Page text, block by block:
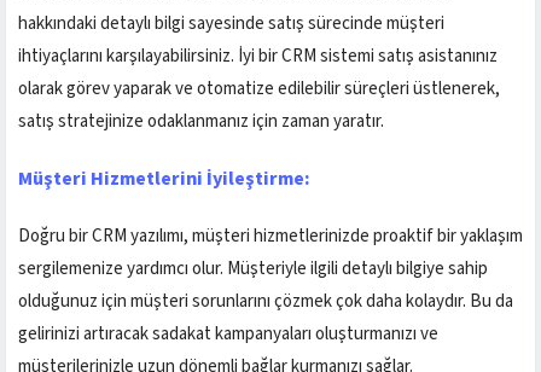
hakkındaki detaylı bilgi sayesinde satış sürecinde müşteri
ihtiyaçlarını karşılayabilirsiniz. İyi bir CRM sistemi satış asistanınız
olarak görev yaparak ve otomatize edilebilir süreçleri üstlenerek,
satış stratejinize odaklanmanız için zaman yaratır.
Müşteri Hizmetlerini İyileştirme:
Doğru bir CRM yazılımı, müşteri hizmetlerinizde proaktif bir yaklaşım
sergilemenize yardımcı olur. Müşteriyle ilgili detaylı bilgiye sahip
olduğunuz için müşteri sorunlarını çözmek çok daha kolaydır. Bu da
gelirinizi artıracak sadakat kampanyaları oluşturmanızı ve
müşterilerinizle uzun dönemli bağlar kurmanızı sağlar.